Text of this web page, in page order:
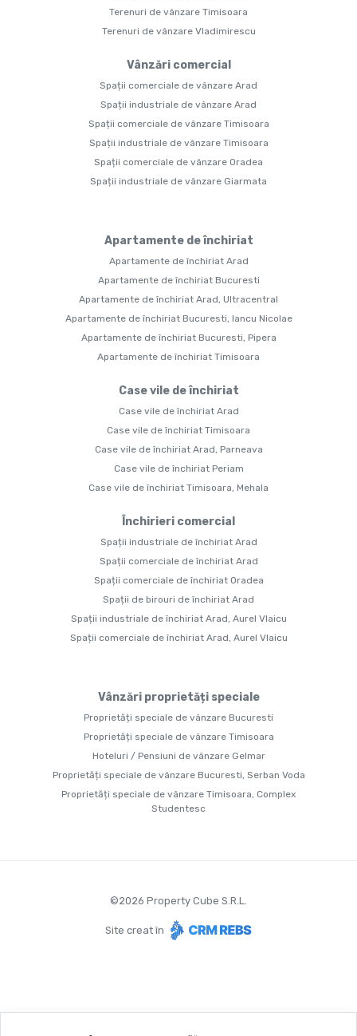
Terenuri de vânzare Timisoara
Terenuri de vânzare Vladimirescu
Vânzări comercial
Spații comerciale de vânzare Arad
Spații industriale de vânzare Arad
Spații comerciale de vânzare Timisoara
Spații industriale de vânzare Timisoara
Spații comerciale de vânzare Oradea
Spații industriale de vânzare Giarmata
Apartamente de închiriat
Apartamente de închiriat Arad
Apartamente de închiriat Bucuresti
Apartamente de închiriat Arad, Ultracentral
Apartamente de închiriat Bucuresti, Iancu Nicolae
Apartamente de închiriat Bucuresti, Pipera
Apartamente de închiriat Timisoara
Case vile de închiriat
Case vile de închiriat Arad
Case vile de închiriat Timisoara
Case vile de închiriat Arad, Parneava
Case vile de închiriat Periam
Case vile de închiriat Timisoara, Mehala
Închirieri comercial
Spații industriale de închiriat Arad
Spații comerciale de închiriat Arad
Spații comerciale de închiriat Oradea
Spații de birouri de închiriat Arad
Spații industriale de închiriat Arad, Aurel Vlaicu
Spații comerciale de închiriat Arad, Aurel Vlaicu
Vânzări proprietăți speciale
Proprietăți speciale de vânzare Bucuresti
Proprietăți speciale de vânzare Timisoara
Hoteluri / Pensiuni de vânzare Gelmar
Proprietăți speciale de vânzare Bucuresti, Serban Voda
Proprietăți speciale de vânzare Timisoara, Complex
Studentesc
©2026 Property Cube S.R.L.
Site creat în